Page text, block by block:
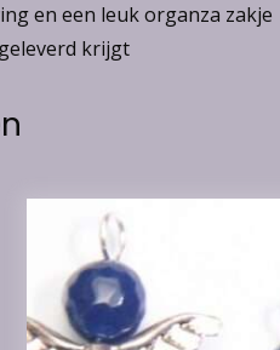
en een leuk organza zakje
krijgt